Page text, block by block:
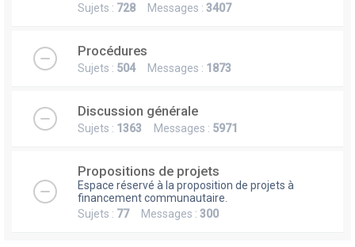
Sujets : 728 Messages : 3407
Procédures
Sujets : 504Messages : 1873
Discussion générale
Sujets : 1363 Messages : 5971
Propositions de projets
Espace réservé à la proposition de projets à
financement communautaire.
Sujets : 77Messages : 300